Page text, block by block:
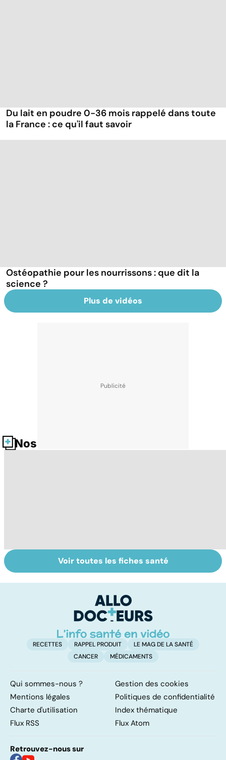
Du lait en poudre 0-36 mois rappelé dans toute
la France : ce qu'il faut savoir
Ostéopathie pour les nourrissons : que dit la
science ?
Plus de vidéos
Nos fiches santé
Le TDAH, un
trouble de
hyperactivité
Accident
vasculaire
également
touché
Voir toutes les fiches santé
RECETTES RAPPEL PRODUIT
LE MAG DE LA SANTÉ
CANCER
MÉDICAMENTS
Qui sommes-nous ?
Gestion des cookies
Mentions légales
Politiques de confidentialité
Charte d'utilisation
Index thématique
Flux RSS
Flux Atom
Retrouvez-nous sur